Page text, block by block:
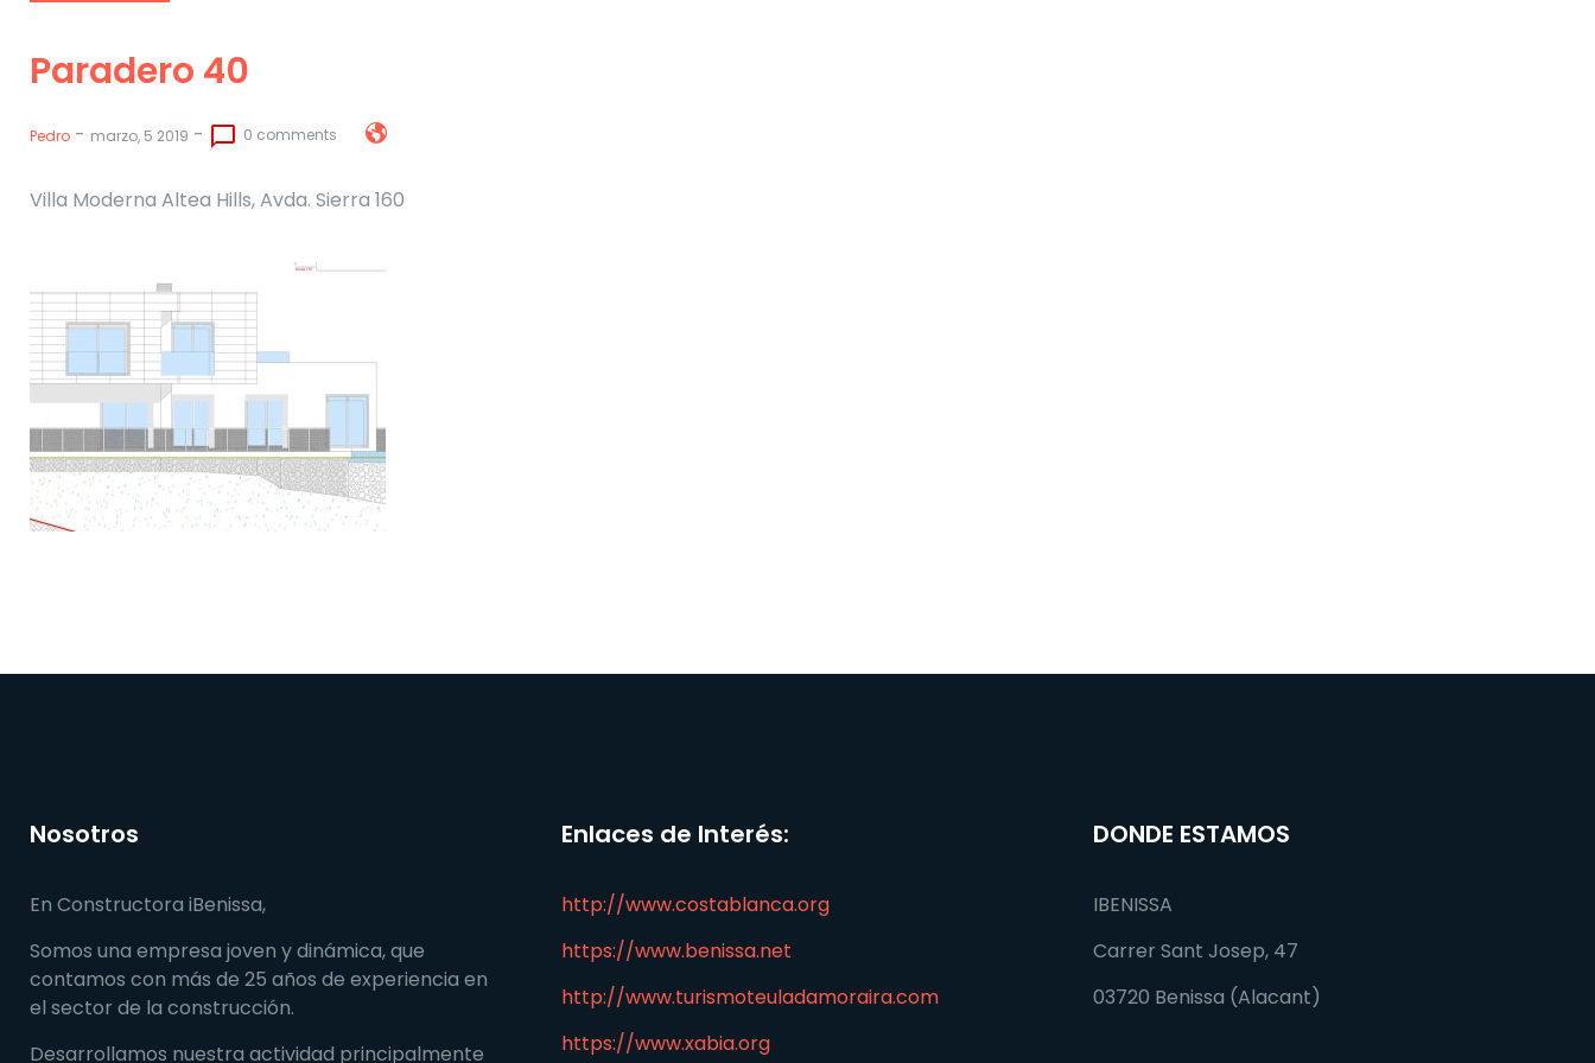
Paradero 40
Pedro - marzo, 5 2019 - chat_bubble_outline 0 comments
Villa Moderna Altea Hills, Avda. Sierra 160
Nosotros
En Constructora iBenissa,
Somos una empresa joven y dinámica, que
contamos con más de 25 años de experiencia en
el sector de la construcción.
Desarrollamos nuestra actividad principalmente
Enlaces de Interés:
http://www.costablanca.org
https://www.benissa.net
http://www.turismoteuladamoraira.com
https://www.xabia.org
DONDE ESTAMOS
IBENISSA
Carrer Sant Josep, 47
03720 Benissa (Alacant)